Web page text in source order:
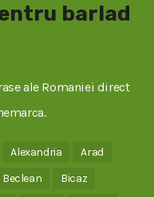
barlad
ale Romaniei direct
Alexandria
Arad
Beclean
Bicaz